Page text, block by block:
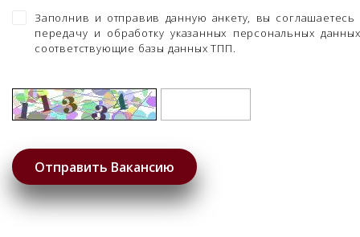
Заполнив и отправив данную анкету, вы соглашаетесь
передачу и обработку указанных персональных
соответствующие базы данных ТПП.